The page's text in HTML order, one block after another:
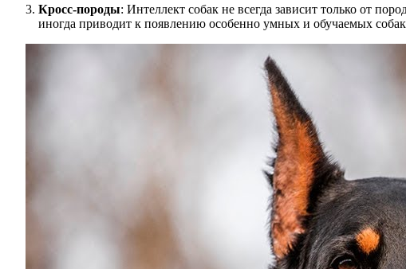
Кросс-породы: Интеллект собак не всегда зависит только от
иногда приводит к появлению особенно умных и обучаемых